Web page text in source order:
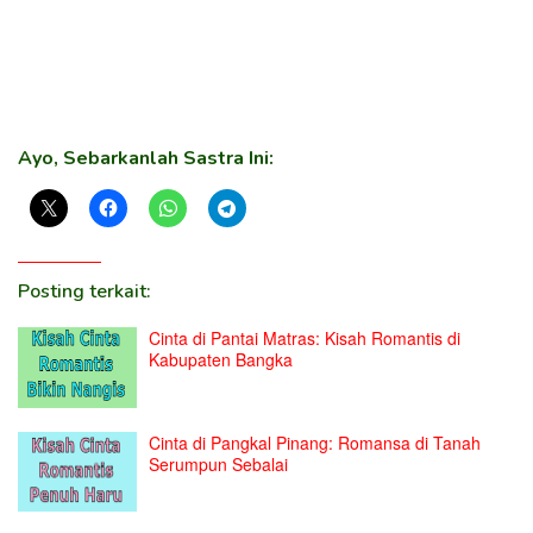
Ayo, Sebarkanlah Sastra Ini:
Posting terkait:
Cinta di Pantai Matras: Kisah Romantis di
Kabupaten Bangka
Cinta di Pangkal Pinang: Romansa di Tanah
Serumpun Sebalai